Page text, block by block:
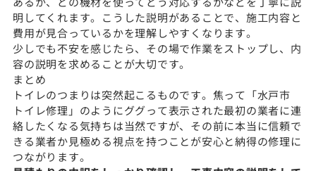
明してくれます。こうした説明があることで、施工内容と
費用が見合っているかを理解しやすくなります。
少しでも不安を感じたら、その場で作業をストップし、内
容の説明を求めることが大切です。
まとめ
トイレのつまりは突然起こるものです。焦って「水戸市
トイレ修理」のようにググって表示された最初の業者に連
絡したくなる気持ちは当然ですが、その前に本当に信頼で
きる業者か見極める視点を持つことが安心と納得の修理に
つながります。